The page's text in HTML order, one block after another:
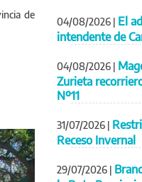
de
04/08/2026 | El
intendente de
04/08/2026 |
Zurieta
Nº11
31/07/2026 |
Receso Invernal
29/07/2026 |